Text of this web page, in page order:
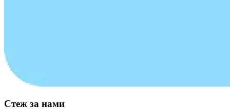
Стеж за нами